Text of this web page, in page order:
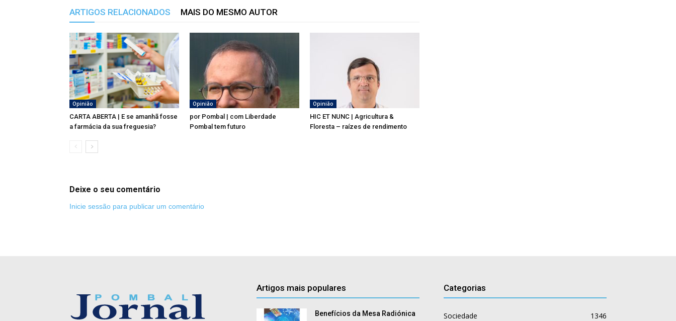
ARTIGOS RELACIONADOS MAIS DO MESMO AUTOR
Opinião
CARTA ABERTA | E se amanhã fosse
a farmácia da sua freguesia?
Opinião
por Pombal | com Liberdade
Pombal tem futuro
Opinião
HIC ET NUNC | Agricultura &
Floresta – raízes de rendimento
Deixe o seu comentário
Inicie sessão para publicar um comentário
Artigos mais populares
Benefícios da Mesa Radiónica
Categorias
Sociedade 1346